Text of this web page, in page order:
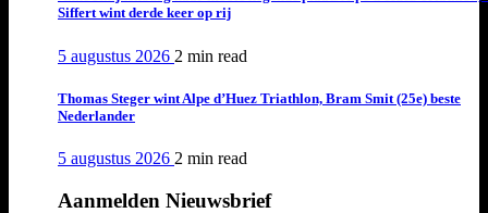
Siffert wint derde keer op rij
5 augustus 2026 2 min read
Thomas Steger wint Alpe d’Huez Triathlon, Bram Smit (25e) beste
Nederlander
5 augustus 2026 2 min read
Aanmelden Nieuwsbrief